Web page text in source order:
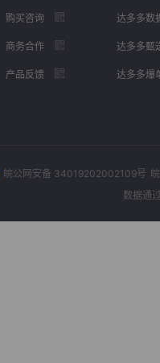
购买咨询
商务合作
产品反馈
达多多数
达多多甄
达多多爆
皖公网安备 34019202002109号
数据通